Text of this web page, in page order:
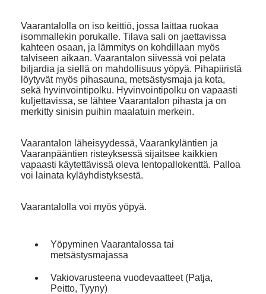
Vaarantalolla on iso keittiö, jossa laittaa ruokaa
isommallekin porukalle. Tilava sali on jaettavissa
kahteen osaan, ja lämmitys on kohdillaan myös
talviseen aikaan. Vaarantalon siivessä voi pelata
biljardia ja siellä on mahdollisuus yöpyä. Pihapiiristä
löytyvät myös pihasauna, metsästysmaja ja kota,
sekä hyvinvointipolku. Hyvinvointipolku on vapaasti
kuljettavissa, se lähtee Vaarantalon pihasta ja on
merkitty sinisin puihin maalatuin merkein.
Vaarantalon läheisyydessä, Vaarankyläntien ja
Vaaranpääntien risteyksessä sijaitsee kaikkien
vapaasti käytettävissä oleva lentopallokenttä. Palloa
voi lainata kyläyhdistyksestä.
Vaarantalolla voi myös yöpyä.
Yöpyminen Vaarantalossa tai
metsästysmajassa
Vakiovarusteena vuodevaatteet (Patja,
Peitto, Tyyny)